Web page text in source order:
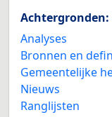
Achtergronden:
Analyses
Bronnen en
Gemeentelijke
Nieuws
Ranglijsten